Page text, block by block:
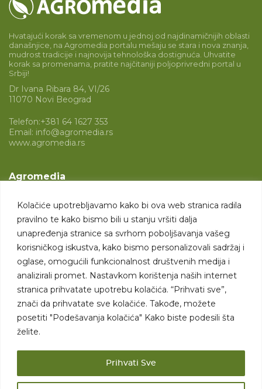
Kolačiće upotrebljavamo kako bi ova web stranica radila
pravilno te kako bismo bili u stanju vršiti dalja
unapređenja stranice sa svrhom poboljšavanja vašeg
korisničkog iskustva, kako bismo personalizovali sadržaj i
oglase, omogućili funkcionalnost društvenih medija i
analizirali promet. Nastavkom korištenja naših internet
stranica prihvatate upotrebu kolačića. “Prihvati sve”,
znači da prihvatate sve kolačiće. Takođe, možete
posetiti "Podešavanja kolačića" Kako biste podesili šta
želite.
Prihvati Sve
Hvatajući korak sa vremenom u jednoj od najdinamičnijih oblasti
današnjice, na Agromedia portalu mešaju se stara i nova znanja,
mudrost tradicije i najnovija tehnološka dostignuća. Uhvatite
korak sa promenama, pratite najčitaniji poljoprivredni portal u
Srbiji!
Dr Ivana Ribara 84, VI/26
11070 Novi Beograd
Telefon:+381 64 1627 353
Email: info@agromedia.rs
www.agromedia.rs
Agromedia
Svet poljoprivrede
Marketing usluge
Tražimo saradnike
Kontakt
Kontakt